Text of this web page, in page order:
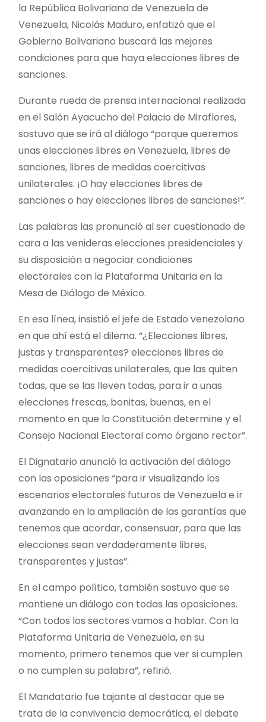
la República Bolivariana de Venezuela de
Venezuela, Nicolás Maduro, enfatizó que el
Gobierno Bolivariano buscará las mejores
condiciones para que haya elecciones libres de
sanciones.
Durante rueda de prensa internacional realizada
en el Salón Ayacucho del Palacio de Miraflores,
sostuvo que se irá al diálogo “porque queremos
unas elecciones libres en Venezuela, libres de
sanciones, libres de medidas coercitivas
unilaterales. ¡O hay elecciones libres de
sanciones o hay elecciones libres de sanciones!”.
Las palabras las pronunció al ser cuestionado de
cara a las venideras elecciones presidenciales y
su disposición a negociar condiciones
electorales con la Plataforma Unitaria en la
Mesa de Diálogo de México.
En esa línea, insistió el jefe de Estado venezolano
en que ahí está el dilema. “¿Elecciones libres,
justas y transparentes? elecciones libres de
medidas coercitivas unilaterales, que las quiten
todas, que se las lleven todas, para ir a unas
elecciones frescas, bonitas, buenas, en el
momento en que la Constitución determine y el
Consejo Nacional Electoral como órgano rector”.
El Dignatario anunció la activación del diálogo
con las oposiciones “para ir visualizando los
escenarios electorales futuros de Venezuela e ir
avanzando en la ampliación de las garantías que
tenemos que acordar, consensuar, para que las
elecciones sean verdaderamente libres,
transparentes y justas”.
En el campo político, también sostuvo que se
mantiene un diálogo con todas las oposiciones.
“Con todos los sectores vamos a hablar. Con la
Plataforma Unitaria de Venezuela, en su
momento, primero tenemos que ver si cumplen
o no cumplen su palabra”, refirió.
El Mandatario fue tajante al destacar que se
trata de la convivencia democrática, el debate